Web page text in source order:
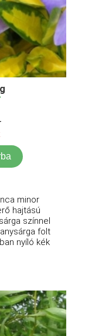
minor
hajtású
színnel
folt
nyíló kék